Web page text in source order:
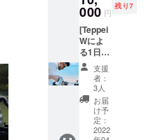
入って
おりま
す。非
常にお
すすめ
させて
頂きた
い作品
です。
こちら
を着
て、是
れまし
ラーは
ベー
シック
なホワ
イトと
ブラッ
クをご
用意し
ており
ます。
様本人
有効。 *
お礼の
メッ
セージ
と共に
メール
にてお
送りさ
せて頂
きま
との出
逢い”の
投稿を
見て下
さった
方には
分か
る、あ
のバル
セロナ
で迷子
になっ
000 円
残り7
[Teppei
Wによ
る1日大
三島巡
り+イン
ディゴ
珈琲付
共にガ
イド
支援
者：
3人
お届
け予
定：
2022